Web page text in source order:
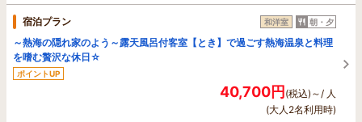
宿泊プラン 和洋室 朝・夕
～熱海の隠れ家のよう～露天風呂付客室【とき】で過ごす熱海温泉と料理
を嗜む贅沢な休日☆
ポイントUP
40,700円(税込)～/ 人
(大人2名利用時)